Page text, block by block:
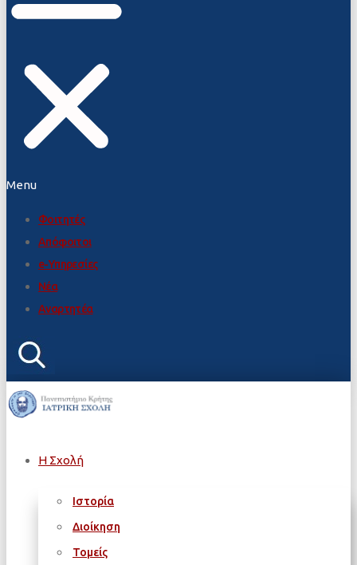
Menu
Φοιτητές
Απόφοιτοι
e-Υπηρεσίες
Νέα
Αναρτητέα
Η Σχολή
Ιστορία
Διοίκηση
Τομείς